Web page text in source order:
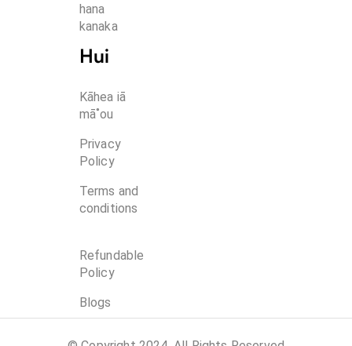
hana
kanaka
Hui
Kāhea iā
mā˚ou
Privacy
Policy
Terms and
conditions
Refundable
Policy
Blogs